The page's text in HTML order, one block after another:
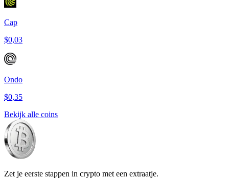
Cap
$0,03
Ondo
$0,35
Bekijk alle coins
Zet je eerste stappen in crypto met een extraatje.